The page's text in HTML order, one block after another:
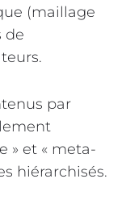
(maillage
de
par
» et « meta-
hiérarchisés.